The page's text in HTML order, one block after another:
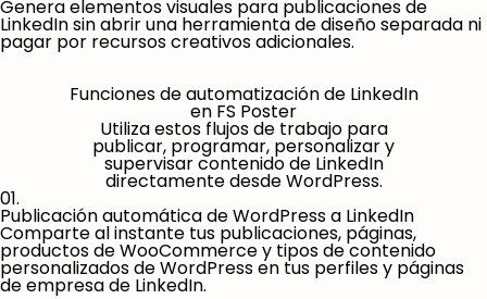
Genera elementos visuales para publicaciones de
LinkedIn sin abrir una herramienta de diseño separada ni
pagar por recursos creativos adicionales.
Funciones de automatización de LinkedIn
en FS Poster
Utiliza estos flujos de trabajo para
publicar, programar, personalizar y
supervisar contenido de LinkedIn
directamente desde WordPress.
01.
Publicación automática de WordPress a LinkedIn
Comparte al instante tus publicaciones, páginas,
productos de WooCommerce y tipos de contenido
personalizados de WordPress en tus perfiles y páginas
de empresa de LinkedIn.